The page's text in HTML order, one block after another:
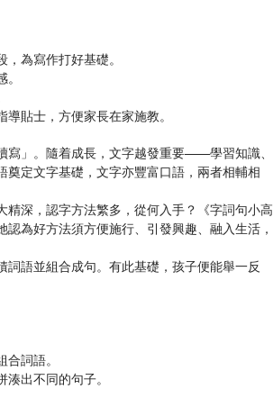
為寫作打好基礎。
貼士，方便家長在家施教。
寫」。隨着成長，文字越發重要——學習知識、
定文字基礎，文字亦豐富口語，兩者相輔相
深，認字方法繁多，從何入手？《字詞句小高
為好方法須方便施行、引發興趣、融入生活，
語並組合成句。有此基礎，孩子便能舉一反
詞語。
出不同的句子。